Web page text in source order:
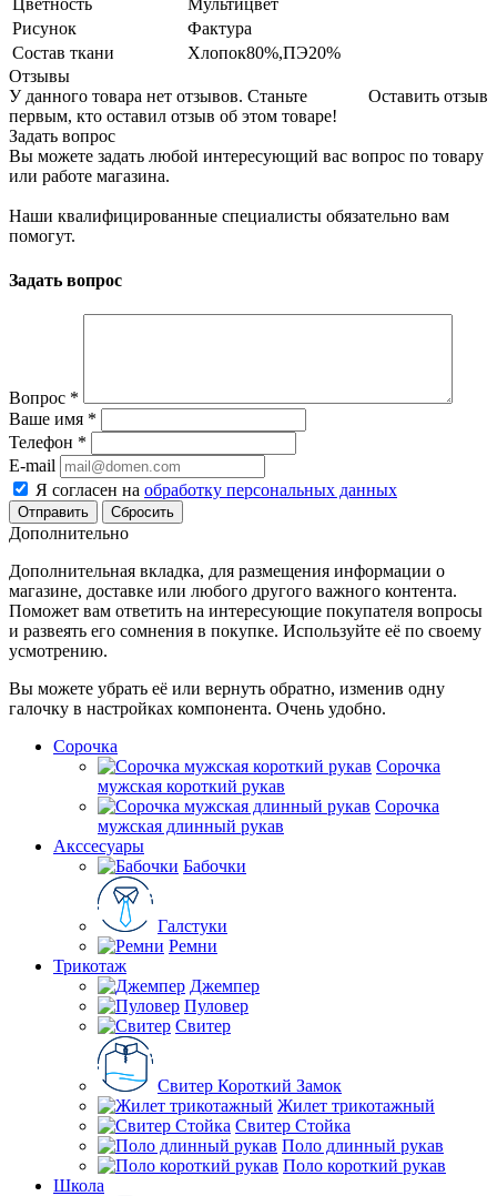
Цветность
Мультицвет
Рисунок
Фактура
Состав ткани
Хлопок80%,ПЭ20%
Отзывы
Оставить отзыв
У данного товара нет отзывов. Станьте
первым, кто оставил отзыв об этом товаре!
Задать вопрос
Вы можете задать любой интересующий вас вопрос по товару
или работе магазина.
Наши квалифицированные специалисты обязательно вам
помогут.
Задать вопрос
Вопрос *
Ваше имя *
Телефон *
E-mail
Я согласен на обработку персональных данных
Сбросить
Дополнительно
Дополнительная вкладка, для размещения информации о
магазине, доставке или любого другого важного контента.
Поможет вам ответить на интересующие покупателя вопросы
и развеять его сомнения в покупке. Используйте её по своему
усмотрению.
Вы можете убрать её или вернуть обратно, изменив одну
галочку в настройках компонента. Очень удобно.
Сорочка
Сорочка
мужская короткий рукав
Сорочка
мужская длинный рукав
Акссесуары
Бабочки
Галстуки
Ремни
Трикотаж
Джемпер
Пуловер
Свитер
Свитер Короткий Замок
Жилет трикотажный
Свитер Стойка
Поло длинный рукав
Поло короткий рукав
Школа